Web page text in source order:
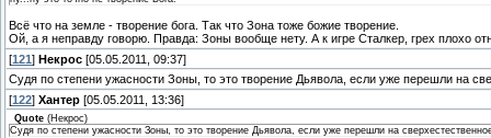
Всё что на земле - творение бога. Так что Зона тоже божие творение.
Ой, а я неправду говорю. Правда: Зоны вообще нету. А к игре Сталкер, грех плохо
[121 ] Некрос [05.05.2011, 09:37]
Судя по степени ужасности Зоны, то это творение Дьявола, если уже перешли на
[122] Хантер [05.05.2011, 13:36]
Quote (Некрос)
Судя по степени ужасности Зоны, то это творение Дьявола, если уже перешли на